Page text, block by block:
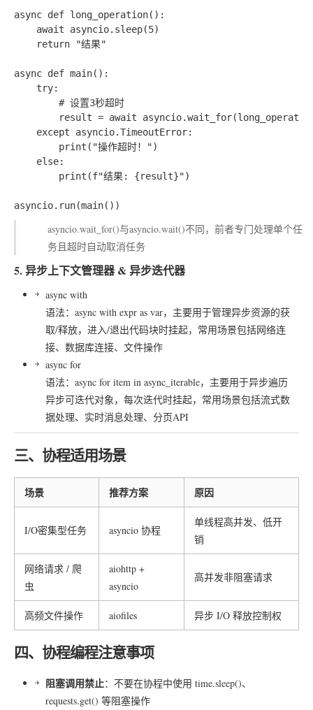
async def long_operation():
    await asyncio.sleep(5)
    return "结果"
async def main():
    try:
        # 设置3秒超时
result = await
    except asyncio.TimeoutError:
        print("操作超时！")
    else:
        print(f"结果: {result}")
asyncio.wait_for()与asyncio.wait()不同，前者专门处理单个任
务且超时自动取消任务
5. 异步上下文管理器 & 异步迭代器
async with
语法：async with expr as var，主要用于管理异步资源的获
取/释放，进入/退出代码块时挂起，常用场景包括网络连
接、数据库连接、文件操作
async for
语法：async for item in async_iterable，主要用于异步遍历
异步可迭代对象，每次迭代时挂起，常用场景包括流式数
据处理、实时消息处理、分页API
三、协程适用场景
场景 推荐方案 原因
I/O密集型任务 asyncio 协程
单线程高并发、低开
销
网络请求 / 爬
虫
aiohttp +
asyncio
高并发非阻塞请求
高频文件操作 aiofiles 异步 I/O 释放控制权
四、协程编程注意事项
阻塞调用禁止：不要在协程中使用 time.sleep()、
requests.get() 等阻塞操作